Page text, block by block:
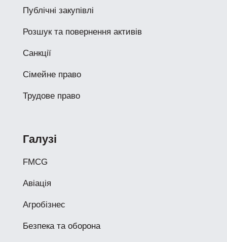
Публічні закупівлі
Розшук та повернення активів
Санкції
Сімейне право
Трудове право
Галузі
FMCG
Авіація
Агробізнес
Безпека та оборона